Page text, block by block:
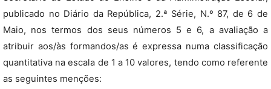
publicado no Diário da República, 2.ª Série, N.º 87, de 6 de
Maio, nos termos dos seus números 5 e 6, a avaliação a
atribuir aos/às formandos/as é expressa numa classificação
quantitativa na escala de 1 a 10 valores, tendo como referente
as seguintes menções: